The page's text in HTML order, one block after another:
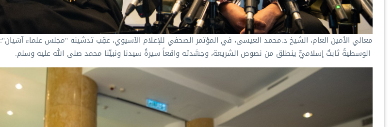
معالي الأمين العام، الشيخ د.⁧‫محمد العيسى‬⁩، في المؤتمر الصحفي للإعلام الآسيوي، عقِب تدشينه "مجلس علماء آسْيان":
‏ الوسطيةُ ثابتٌ إسلاميٌّ ينطلق من نصوص الشريعة، وجسَّدته واقعاً سيرةُ سيدنا ونبيِّنا محمد صلى الله عليه وسلم.